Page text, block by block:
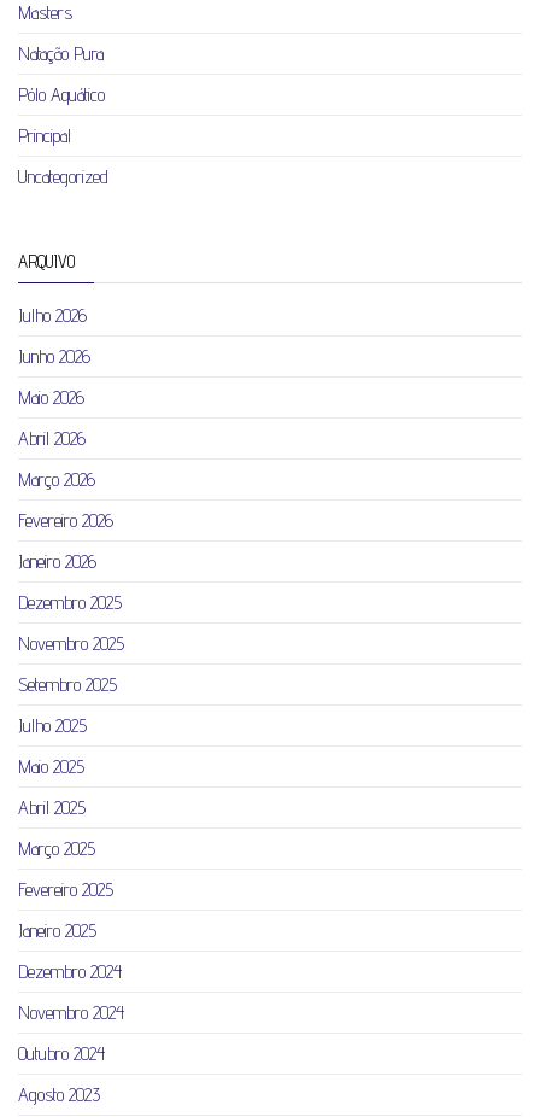
Masters
Natação Pura
Pólo Aquático
Principal
Uncategorized
ARQUIVO
Julho 2026
Junho 2026
Maio 2026
Abril 2026
Março 2026
Fevereiro 2026
Janeiro 2026
Dezembro 2025
Novembro 2025
Setembro 2025
Julho 2025
Maio 2025
Abril 2025
Março 2025
Fevereiro 2025
Janeiro 2025
Dezembro 2024
Novembro 2024
Outubro 2024
Agosto 2023